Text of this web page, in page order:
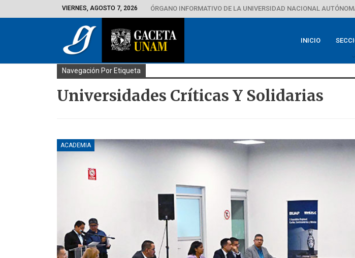
VIERNES, AGOSTO 7, 2026 ÓRGANO INFORMATIVO DE LA UNIVERSIDAD NACIONAL
INICIO
Navegación Por Etiqueta
Universidades Críticas Y Solidarias
ACADEMIA